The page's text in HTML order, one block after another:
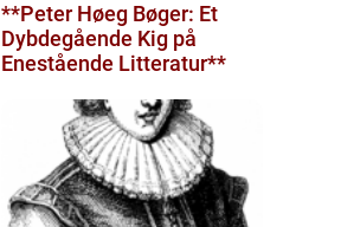
**Peter Høeg Bøger: Et
Dybdegående Kig på
Enestående Litteratur**